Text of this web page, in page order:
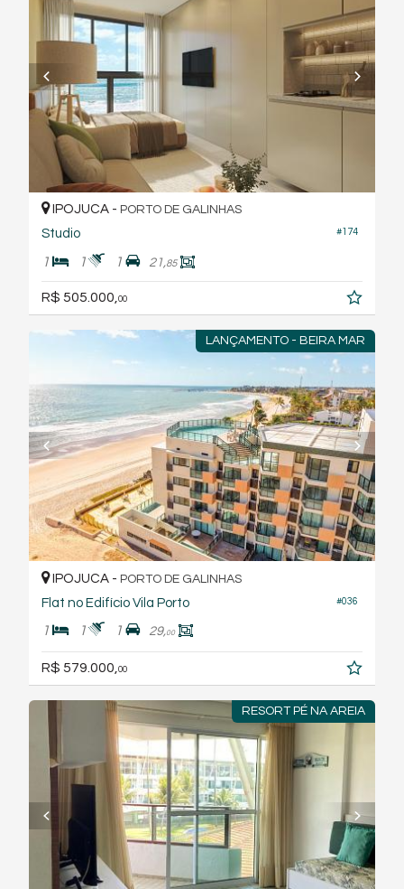
#174
IPOJUCA - PORTO DE GALINHAS
Studio
1 1 1 21,85
R$ 505.000,00
LANÇAMENTO - BEIRA MAR
#036
IPOJUCA - PORTO DE GALINHAS
Flat no Edifício Vila Porto
1 1 1 29,00
R$ 579.000, 00
RESORT PÉ NA AREIA